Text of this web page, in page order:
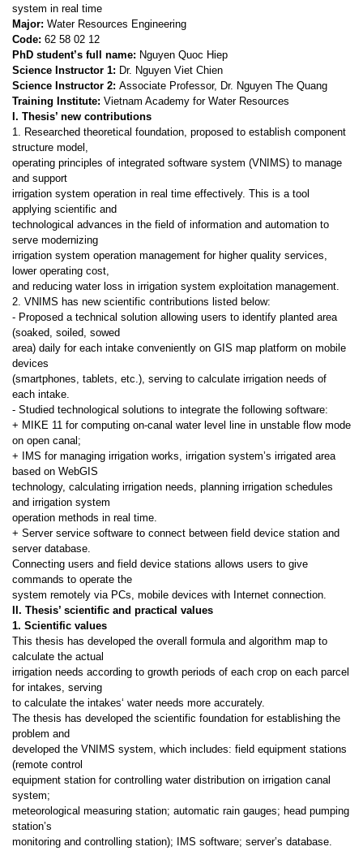
system in real time
Major: Water Resources Engineering
Code: 62 58 02 12
PhD student’s full name: Nguyen Quoc Hiep
Science Instructor 1: Dr. Nguyen Viet Chien
Science Instructor 2: Associate Professor, Dr. Nguyen The Quang
Training Institute: Vietnam Academy for Water Resources
I. Thesis’ new contributions
1. Researched theoretical foundation, proposed to establish component
structure model,
operating principles of integrated software system (VNIMS) to manage
and support
irrigation system operation in real time effectively. This is a tool
applying scientific and
technological advances in the field of information and automation to
serve modernizing
irrigation system operation management for higher quality services,
lower operating cost,
and reducing water loss in irrigation system exploitation management.
2. VNIMS has new scientific contributions listed below:
- Proposed a technical solution allowing users to identify planted area
(soaked, soiled, sowed
area) daily for each intake conveniently on GIS map platform on mobile
devices
(smartphones, tablets, etc.), serving to calculate irrigation needs of
each intake.
- Studied technological solutions to integrate the following software:
+ MIKE 11 for computing on-canal water level line in unstable flow mode
on open canal;
+ IMS for managing irrigation works, irrigation system’s irrigated area
based on WebGIS
technology, calculating irrigation needs, planning irrigation schedules
and irrigation system
operation methods in real time.
+ Server service software to connect between field device station and
server database.
Connecting users and field device stations allows users to give
commands to operate the
system remotely via PCs, mobile devices with Internet connection.
II. Thesis’ scientific and practical values
1. Scientific values
This thesis has developed the overall formula and algorithm map to
calculate the actual
irrigation needs according to growth periods of each crop on each parcel
for intakes, serving
to calculate the intakes‘ water needs more accurately.
The thesis has developed the scientific foundation for establishing the
problem and
developed the VNIMS system, which includes: field equipment stations
(remote control
equipment station for controlling water distribution on irrigation canal
system;
meteorological measuring station; automatic rain gauges; head pumping
station’s
monitoring and controlling station); IMS software; server’s database.